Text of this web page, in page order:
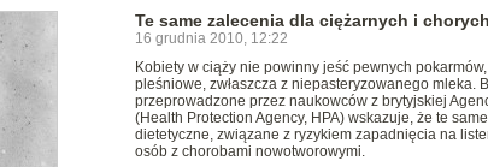
Te same zalecenia dla ciężarnych i
16 grudnia 2010, 12:22
Kobiety w ciąży nie powinny jeść pewnych
pleśniowe, zwłaszcza z niepasteryzowanego mleka.
przeprowadzone przez naukowców z brytyjskiej
(Health Protection Agency, HPA) wskazuje, że te
dietetyczne, związane z ryzykiem zapadnięcia na
osób z chorobami nowotworowymi.